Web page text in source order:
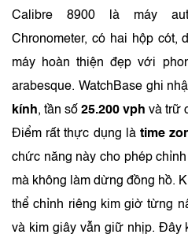
Calibre 8900 là máy
Chronometer, có hai hộp cót,
máy hoàn thiện đẹp với
arabesque. WatchBase ghi
kính, tần số 25.200 vph và trữ
Điểm rất thực dụng là time
chức năng này cho phép
mà không làm dừng đồng hồ.
thể chỉnh riêng kim giờ từng
và kim giây vẫn giữ nhịp. Đây